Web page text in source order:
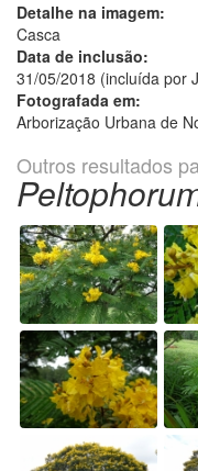
Detalhe na imagem:
Casca
Data de inclusão:
31/05/2018 (incluída por
Fotografada em:
Arborização Urbana de
Outros resultados